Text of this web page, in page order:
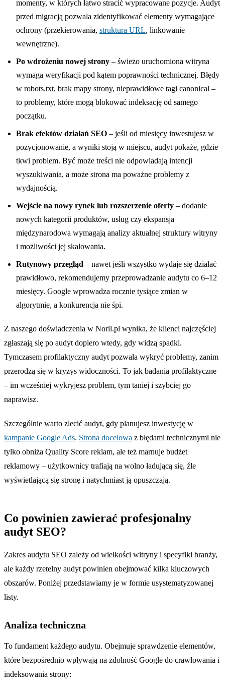
momenty, w których łatwo stracić wypracowane pozycje. Audyt
przed migracją pozwala zidentyfikować elementy wymagające
ochrony (przekierowania, struktura URL, linkowanie
wewnętrzne).
Po wdrożeniu nowej strony – świeżo uruchomiona witryna
wymaga weryfikacji pod kątem poprawności technicznej. Błędy
w robots.txt, brak mapy strony, nieprawidłowe tagi canonical –
to problemy, które mogą blokować indeksację od samego
początku.
Brak efektów działań SEO – jeśli od miesięcy inwestujesz w
pozycjonowanie, a wyniki stoją w miejscu, audyt pokaże, gdzie
tkwi problem. Być może treści nie odpowiadają intencji
wyszukiwania, a może strona ma poważne problemy z
wydajnością.
Wejście na nowy rynek lub rozszerzenie oferty – dodanie
nowych kategorii produktów, usług czy ekspansja
międzynarodowa wymagają analizy aktualnej struktury witryny
i możliwości jej skalowania.
Rutynowy przegląd – nawet jeśli wszystko wydaje się działać
prawidłowo, rekomendujemy przeprowadzanie audytu co 6–12
miesięcy. Google wprowadza rocznie tysiące zmian w
algorytmie, a konkurencja nie śpi.
Z naszego doświadczenia w Noril.pl wynika, że klienci najczęściej
zgłaszają się po audyt dopiero wtedy, gdy widzą spadki.
Tymczasem profilaktyczny audyt pozwala wykryć problemy, zanim
przerodzą się w kryzys widoczności. To jak badania profilaktyczne
– im wcześniej wykryjesz problem, tym taniej i szybciej go
naprawisz.
Szczególnie warto zlecić audyt, gdy planujesz inwestycję w
kampanie Google Ads. Strona docelowa z błędami technicznymi nie
tylko obniża Quality Score reklam, ale też marnuje budżet
reklamowy – użytkownicy trafiają na wolno ładującą się, źle
wyświetlającą się stronę i natychmiast ją opuszczają.
Co powinien zawierać profesjonalny
audyt SEO?
Zakres audytu SEO zależy od wielkości witryny i specyfiki branży,
ale każdy rzetelny audyt powinien obejmować kilka kluczowych
obszarów. Poniżej przedstawiamy je w formie usystematyzowanej
listy.
Analiza techniczna
To fundament każdego audytu. Obejmuje sprawdzenie elementów,
które bezpośrednio wpływają na zdolność Google do crawlowania i
indeksowania strony: